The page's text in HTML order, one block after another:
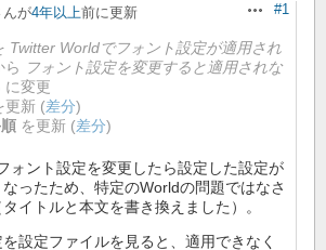
操作#1
んが4年以上前に更新
Twitter Worldでフォント設定が適用され
ら フォント設定を変更すると適用されな
に変更
更新 (差分)
を更新 (差分)
ォント設定を変更したら設定した設定が
ったため、特定のWorldの問題ではなさ
イトルと本文を書き換えました）。
設定ファイルを見ると、適用できなく